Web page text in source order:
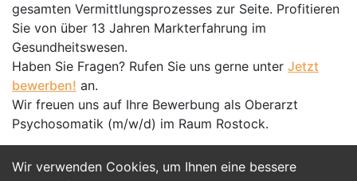
Wir verwenden Cookies, um Ihnen eine bessere
gesamten Vermittlungsprozesses zur Seite. Profitieren
Sie von über 13 Jahren Markterfahrung im
Gesundheitswesen.
Haben Sie Fragen? Rufen Sie uns gerne unter Jetzt
bewerben! an.
Wir freuen uns auf Ihre Bewerbung als Oberarzt
Psychosomatik (m/w/d) im Raum Rostock.